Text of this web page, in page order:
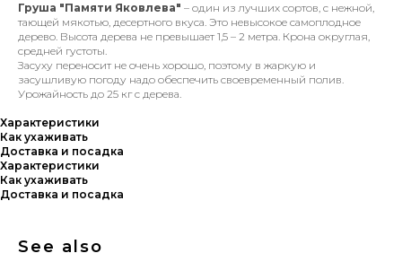
Груша "Памяти Яковлева" – один из лучших сортов, с нежной,
тающей мякотью, десертного вкуса. Это невысокое самоплодное
дерево. Высота дерева не превышает 1,5 – 2 метра. Крона округлая,
средней густоты.
Засуху переносит не очень хорошо, поэтому в жаркую и
засушливую погоду надо обеспечить своевременный полив.
Урожайность до 25 кг с дерева.
Характеристики
Как ухаживать
Доставка и посадка
Характеристики
Как ухаживать
Доставка и посадка
See also